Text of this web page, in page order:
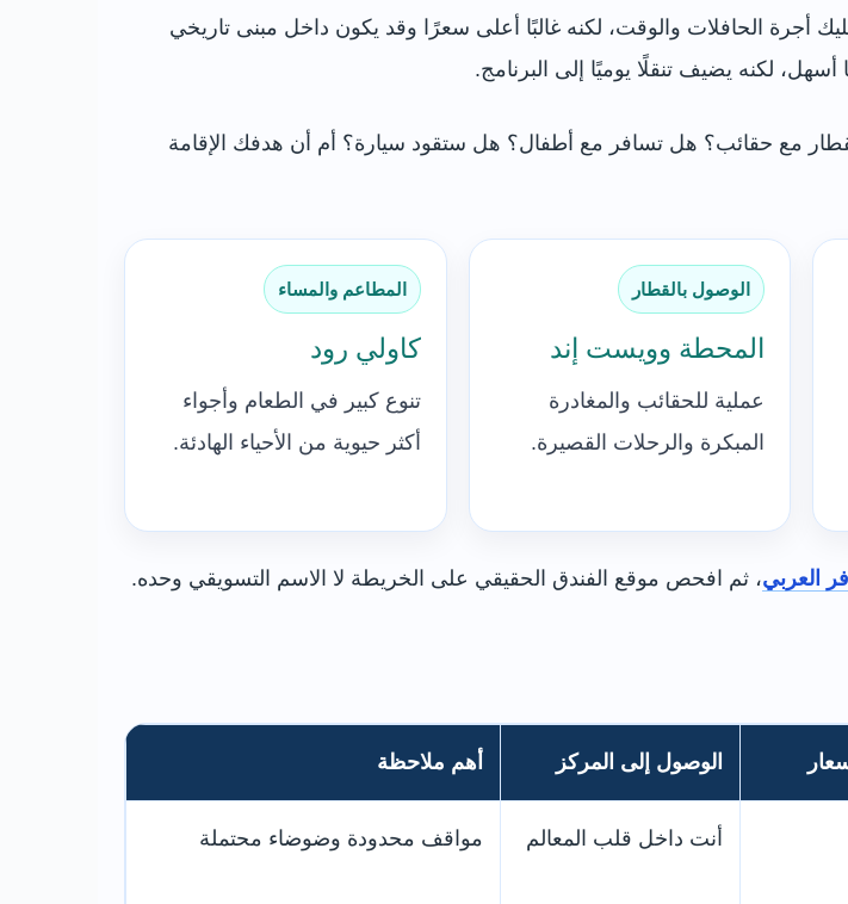
أجرة الحافلات والوقت، لكنه غالبًا أعلى سعرًا وقد يكون داخل مبنى تاريخي
لكنه يضيف تنقلًا يوميًا إلى البرنامج.
مع حقائب؟ هل تسافر مع أطفال؟ هل ستقود سيارة؟ أم أن هدفك الإقامة
الوصول بالقطار
المحطة وويست إند
عملية للحقائب والمغادرة
المبكرة والرحلات القصيرة.
المطاعم والمساء
كاولي رود
تنوع كبير في الطعام وأجواء
أكثر حيوية من الأحياء الهادئة.
العربي، ثم افحص موقع الفندق الحقيقي على الخريطة لا الاسم التسويقي وحده.
الوصول إلى المركز أهم ملاحظة
أنت داخل قلب المعالم مواقف محدودة وضوضاء محتملة